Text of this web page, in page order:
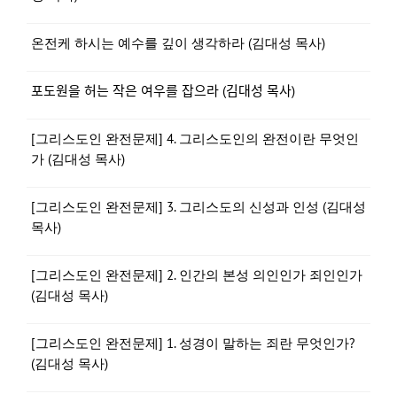
온전케 하시는 예수를 깊이 생각하라 (김대성 목사)
포도원을 허는 작은 여우를 잡으라 (김대성 목사)
[그리스도인 완전문제] 4. 그리스도인의 완전이란 무엇인
가 (김대성 목사)
[그리스도인 완전문제] 3. 그리스도의 신성과 인성 (김대성
목사)
[그리스도인 완전문제] 2. 인간의 본성 의인인가 죄인인가
(김대성 목사)
[그리스도인 완전문제] 1. 성경이 말하는 죄란 무엇인가?
(김대성 목사)